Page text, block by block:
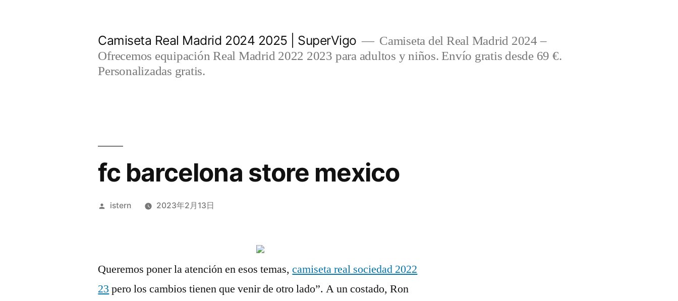
Camiseta Real Madrid 2024 2025 | SuperVigo
Camiseta del Real Madrid 2024 –
Ofrecemos equipación Real Madrid 2022 2023 para adultos y niños. Envío gratis desde 69 €.
Personalizadas gratis.
fc barcelona store mexico
Publicado
istern 2023年2月13日
Queremos poner la atención en esos temas,camiseta real sociedad 2022
23 pero los cambios tienen que venir de otro lado”. A un costado, Ron